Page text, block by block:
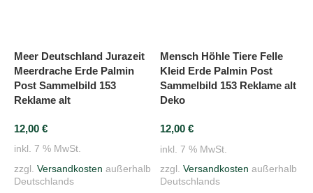
Meer Deutschland Jurazeit
Meerdrache Erde Palmin
Post Sammelbild 153
Reklame alt
12,00 €
inkl. 7 % MwSt.
zzgl. Versandkosten außerhalb
Deutschlands
Mensch Höhle Tiere Felle
Kleid Erde Palmin Post
Sammelbild 153 Reklame alt
Deko
12,00 €
inkl. 7 % MwSt.
zzgl. Versandkosten außerhalb
Deutschlands